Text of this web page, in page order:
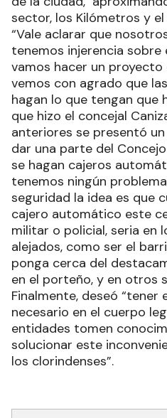
sector, los Kilómetros y el
“Vale aclarar que
tenemos injerencia
vamos hacer un
vemos con agrado que
hagan lo que tengan que
que hizo el concejal
anteriores se presentó
dar una parte del
se hagan cajeros
tenemos ningún
seguridad la idea es que
cajero automático este
militar o policial, seria en
alejados, como ser el
ponga cerca del
en el porteño, y en otros
Finalmente, deseó “tener
necesario en el cuerpo
entidades tomen
solucionar este
los clorindenses”.